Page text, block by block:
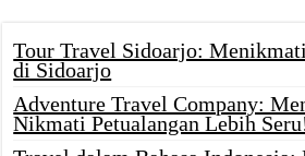
Tour Travel Sidoarjo:
di Sidoarjo
Adventure Travel Company:
Nikmati Petualangan Lebih